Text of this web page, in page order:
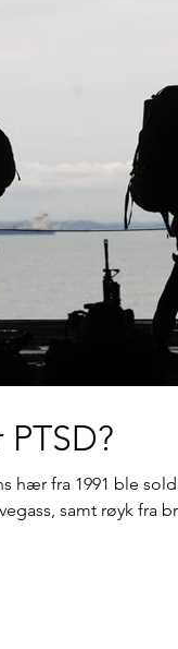
hær fra 1991 ble
samt røyk fra